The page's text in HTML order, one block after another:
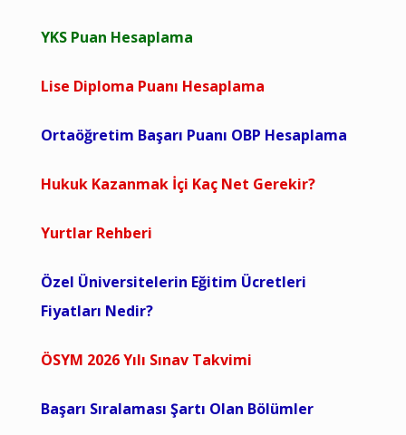
YKS Puan Hesaplama
Lise Diploma Puanı Hesaplama
Ortaöğretim Başarı Puanı OBP Hesaplama
Hukuk Kazanmak İçi Kaç Net Gerekir?
Yurtlar Rehberi
Özel Üniversitelerin Eğitim Ücretleri
Fiyatları Nedir?
ÖSYM 2026 Yılı Sınav Takvimi
Başarı Sıralaması Şartı Olan Bölümler